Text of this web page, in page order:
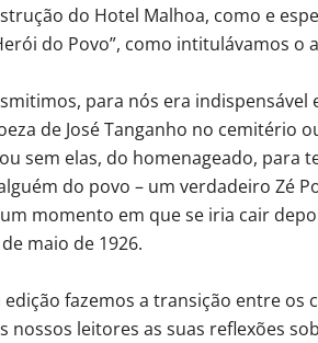
do Hotel Malhoa, como e
do Povo”, como intitulávamos o
para nós era indispensável
de José Tanganho no cemitério
sem elas, do homenageado,
do povo – um verdadeiro Zé
momento em que se iria cair
maio de 1926.
fazemos a transição entre os
nossos leitores as suas reflexões